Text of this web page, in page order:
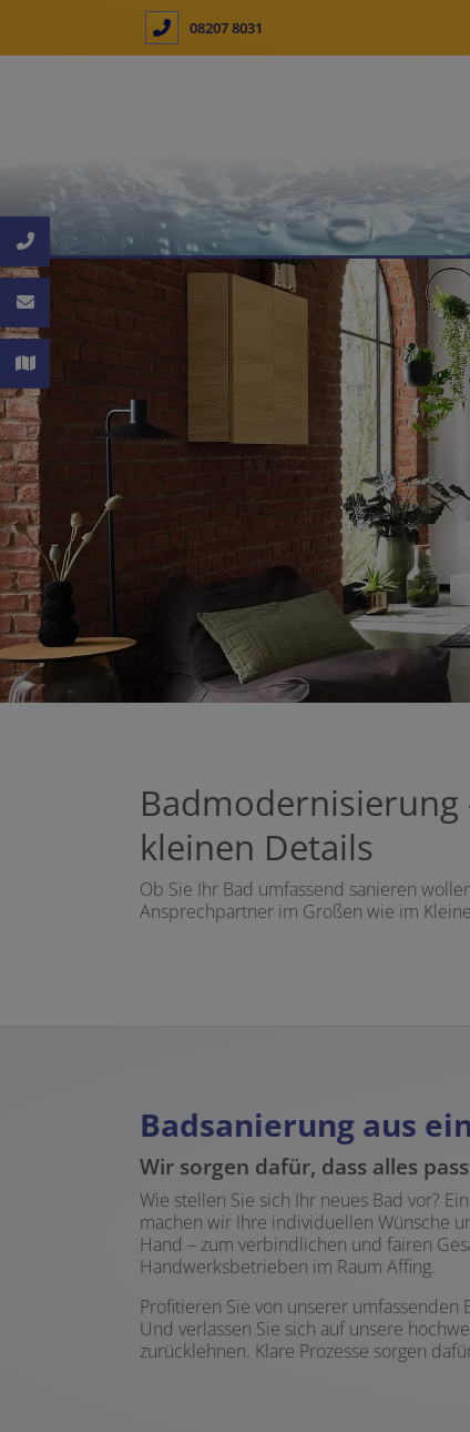
08207 8031
Badmodernisierung
kleinen Details
Ob Sie Ihr Bad umfassend sanieren
Ansprechpartner im Großen wie im
Badsanierung aus
Wir sorgen dafür, dass alles
Wie stellen Sie sich Ihr neues Bad vor?
machen wir Ihre individuellen Wünsche
Hand – zum verbindlichen und fairen
Handwerksbetrieben im Raum Affing.
Profitieren Sie von unserer umfassenden
Und verlassen Sie sich auf unsere
zurücklehnen. Klare Prozesse sorgen